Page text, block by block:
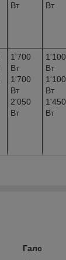
Вт
Вт
1'700
Вт
1'700
Вт
2'050
Вт
1'100
Вт
1'100
Вт
1'450
Вт
Галс